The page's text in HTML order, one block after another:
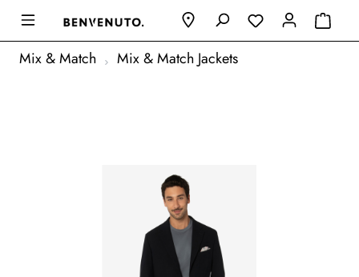
Mix & Match Mix & Match Jackets